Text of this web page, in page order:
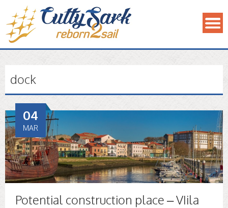
dock
Potential construction place – VIila
04
MAR